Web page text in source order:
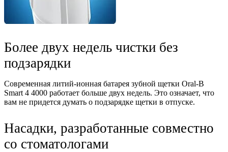
Более двух недель чистки без
подзарядки
Современная литий-ионная батарея зубной щетки Oral-B
Smart 4 4000 работает больше двух недель. Это означает, что
вам не придется думать о подзарядке щетки в отпуске.
Насадки, разработанные совместно
со стоматологами